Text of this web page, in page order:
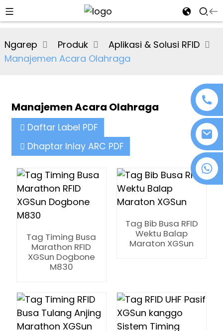
+86 18076372139
Ngarep Produk
Aplikasi & Solusi RFID
Manajemen Acara Olahraga
Manajemen Acara Olahraga
Daftar Label PDF
Dhaptar Inlay ARC PDF
Tag Timing Busa
Marathon RFID
XGSun Dogbone
M830
Tag Bib Busa RFID
Wektu Balap
Maraton XGSun